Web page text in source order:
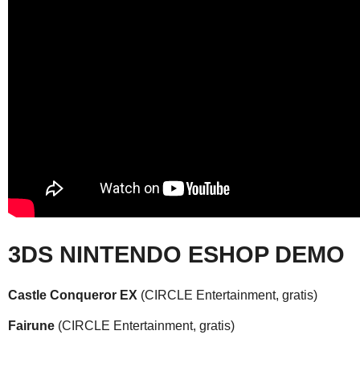
3DS NINTENDO ESHOP DEMO
Castle Conqueror EX (CIRCLE Entertainment, gratis)
Fairune (CIRCLE Entertainment, gratis)